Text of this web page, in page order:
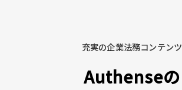
充実の企業法務コンテンツ
Authenseの